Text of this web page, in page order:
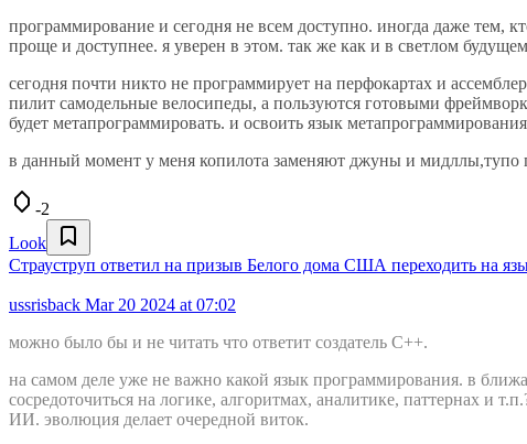
программирование и сегодня не всем доступно. иногда даже тем,
проще и доступнее. я уверен в этом. так же как и в светлом
сегодня почти никто не программирует на перфокартах и
пилит самодельные велосипеды, а пользуются готовыми
будет метапрограммировать. и освоить язык
в данный момент у меня копилота заменяют джуны и
-2
Look
Страуструп ответил на призыв Белого дома США переходить на
ussrisback Mar 20 2024 at 07:02
можно было бы и не читать что ответит создатель С++.
на самом деле уже не важно какой язык программирования. в
сосредоточиться на логике, алгоритмах, аналитике, паттернах и
ИИ. эволюция делает очередной виток.